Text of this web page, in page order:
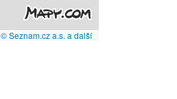
© Seznam.cz a.s. a další